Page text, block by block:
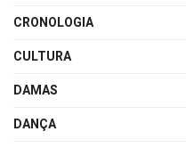
CRONOLOGIA
CULTURA
DAMAS
DANÇA